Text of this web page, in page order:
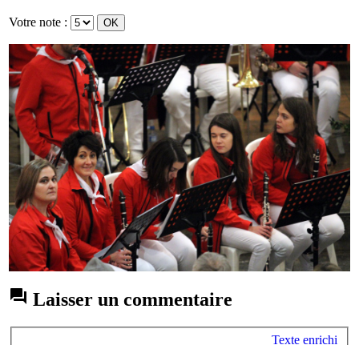
Votre note :
 Laisser un commentaire
Texte enrichi